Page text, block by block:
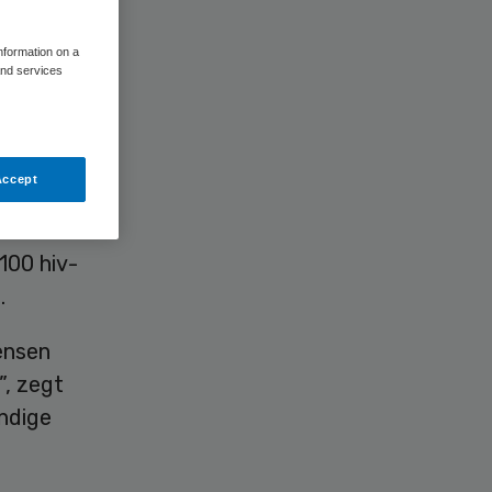
hiv-
zegt
on a
services